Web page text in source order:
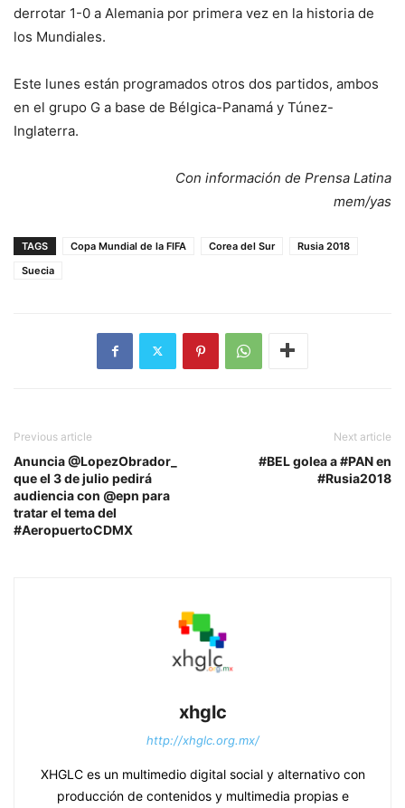
derrotar 1-0 a Alemania por primera vez en la historia de
los Mundiales.
Este lunes están programados otros dos partidos, ambos
en el grupo G a base de Bélgica-Panamá y Túnez-
Inglaterra.
Con información de Prensa Latina
mem/yas
TAGS Copa Mundial de la FIFA Corea del Sur
Rusia 2018
Suecia
Previous article
Anuncia @LopezObrador_
que el 3 de julio pedirá
audiencia con @epn para
tratar el tema del
#AeropuertoCDMX
Next article
#BEL golea a #PAN en
#Rusia2018
xhglc
http://xhglc.org.mx/
XHGLC es un multimedio digital social y alternativo con
producción de contenidos y multimedia propias e